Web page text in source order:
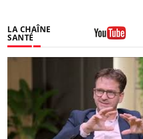
LA CHAÎNE
SANTÉ
Youtube